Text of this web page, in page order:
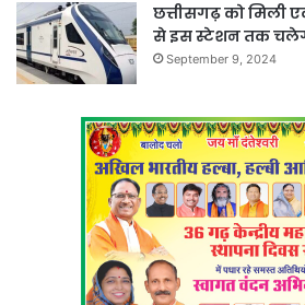
छत्तीसगढ़ को मिली
से इस स्टेशन तक
September 9, 2024